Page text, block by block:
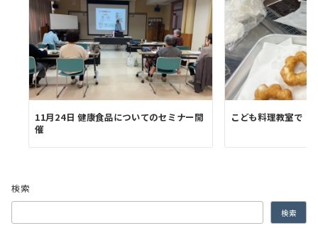
11月24日 健康食品についてのセミナー開
催
こども料理教室で「
検索
検索